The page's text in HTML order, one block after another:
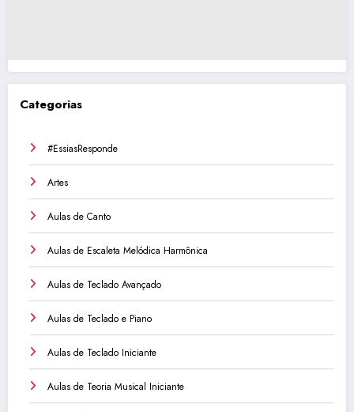
Categorias
#EssiasResponde
Artes
Aulas de Canto
Aulas de Escaleta Melódica Harmônica
Aulas de Teclado Avançado
Aulas de Teclado e Piano
Aulas de Teclado Iniciante
Aulas de Teoria Musical Iniciante